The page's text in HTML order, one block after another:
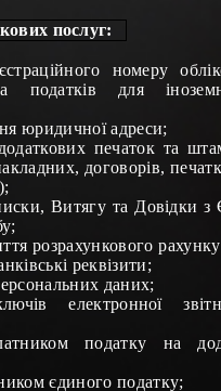
послуг:
номеру
податків для
юридичної адреси;
печаток та
договорів,
;
Витягу та Довідки
;
розрахункового
реквізити;
даних;
електронної
податку на
єдиного податку;